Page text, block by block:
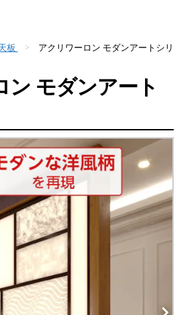
板
アクリワーロン モダンアートシリ
ン モダンアート